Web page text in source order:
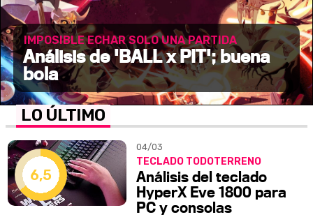
IMPOSIBLE ECHAR SOLO UNA PARTIDA
Análisis de 'BALL x PIT'; buena
bola
LO ÚLTIMO
6,5
04/03
TECLADO TODOTERRENO
Análisis del teclado
HyperX Eve 1800 para
PC y consolas